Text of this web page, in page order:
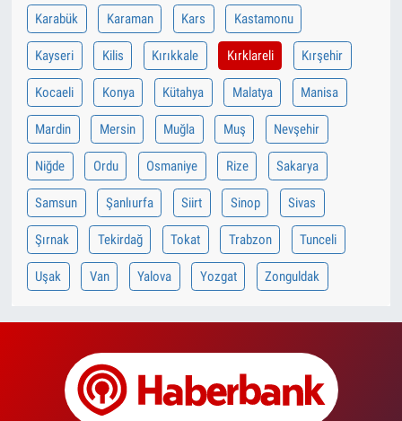
Karabük Karaman Kars Kastamonu
Kayseri Kilis Kırıkkale Kırklareli Kırşehir
Kocaeli Konya Kütahya Malatya Manisa
Mardin Mersin Muğla Muş Nevşehir
Niğde Ordu Osmaniye Rize Sakarya
Samsun Şanlıurfa Siirt Sinop Sivas
Şırnak Tekirdağ Tokat Trabzon Tunceli
Uşak Van Yalova Yozgat Zonguldak